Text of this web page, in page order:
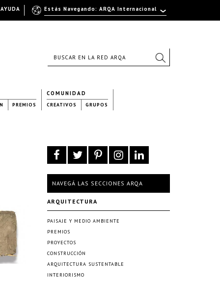
PREMIOS
COMUNIDAD
CREATIVOS GRUPOS
NAVEGÁ LAS SECCIONES ARQA
ARQUITECTURA
PAISAJE Y MEDIO AMBIENTE
PREMIOS
PROYECTOS
CONSTRUCCIÓN
ARQUITECTURA SUSTENTABLE
INTERIORISMO
Estás Navegando: ARQA Internacional
AYUDA